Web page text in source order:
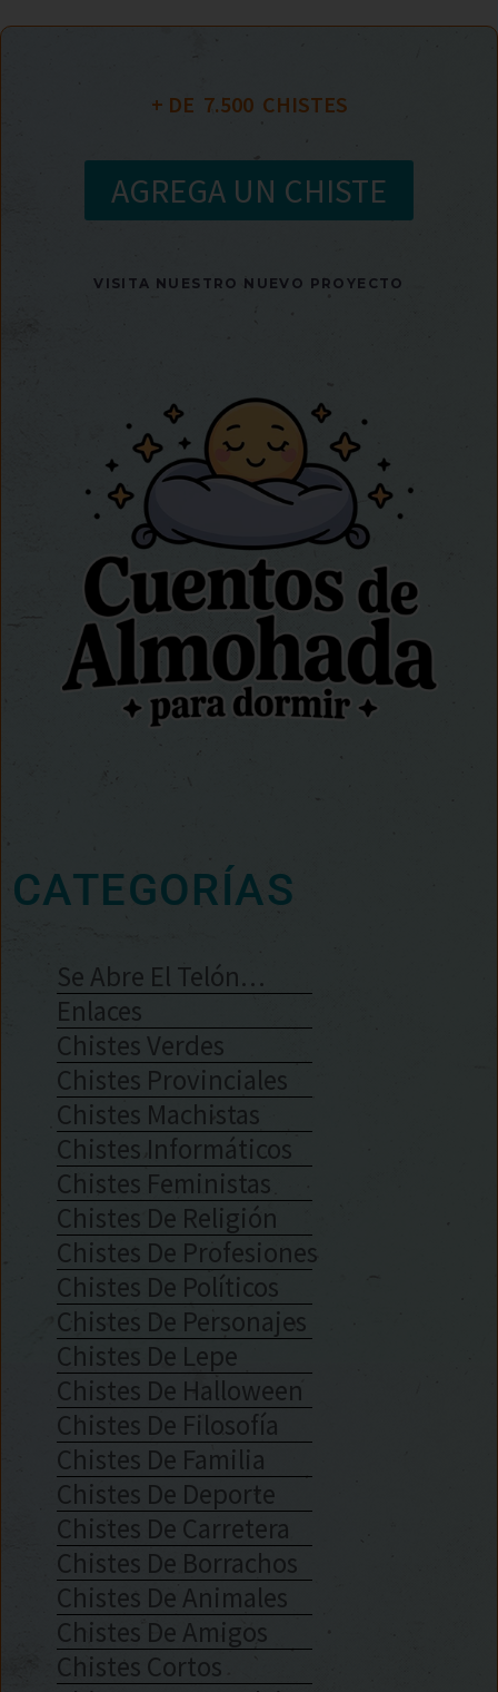
+ DE 7.500
  CHISTES
AGREGA UN CHISTE
VISITA NUESTRO NUEVO PROYECTO
CATEGORÍAS
Se Abre El Telón…
Enlaces
Chistes Verdes
Chistes Provinciales
Chistes Machistas
Chistes Informáticos
Chistes Feministas
Chistes De Religión
Chistes De Profesiones
Chistes De Políticos
Chistes De Personajes
Chistes De Lepe
Chistes De Halloween
Chistes De Filosofía
Chistes De Familia
Chistes De Deporte
Chistes De Carretera
Chistes De Borrachos
Chistes De Animales
Chistes De Amigos
Chistes Cortos